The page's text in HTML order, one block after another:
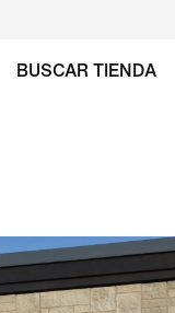
BUSCAR TIENDA